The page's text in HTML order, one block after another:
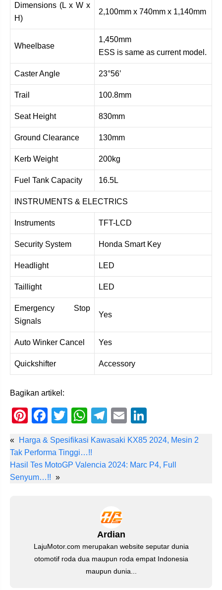
Dimensions (L x W x
H)
2,100mm x 740mm x 1,140mm
Wheelbase
1,450mm
ESS is same as current model.
Caster Angle 23°56’
Trail 100.8mm
Seat Height 830mm
Ground Clearance 130mm
Kerb Weight 200kg
Fuel Tank Capacity 16.5L
INSTRUMENTS & ELECTRICS
Instruments TFT-LCD
Security System Honda Smart Key
Headlight LED
Taillight LED
Emergency Stop
Signals
Yes
Auto Winker Cancel Yes
Quickshifter Accessory
Bagikan artikel:
Pi
er
e
st
F
c
e
b
T
tt
er
W
at
s
T
e
gr
E
ail k
e
«
Harga & Spesifikasi Kawasaki KX85 2024, Mesin 2
Tak Performa Tinggi…!!
Hasil Tes MotoGP Valencia 2024: Marc P4, Full
Senyum…!! »
Ardian
LajuMotor.com merupakan website seputar dunia
otomotif roda dua maupun roda empat Indonesia
maupun dunia...